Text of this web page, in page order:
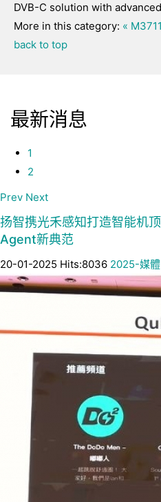
DVB-C solution with
More in this category: «
back to top
最新消息
1
2
Prev Next
扬智携光禾感知打造智能机
Agent新典范
20-01-2025 Hits:8036 2025-媒